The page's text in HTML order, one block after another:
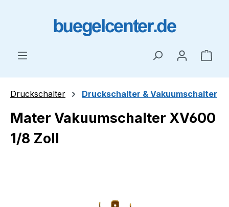
Druckschalter Druckschalter & Vakuumschalter
Mater Vakuumschalter XV600
1/8 Zoll